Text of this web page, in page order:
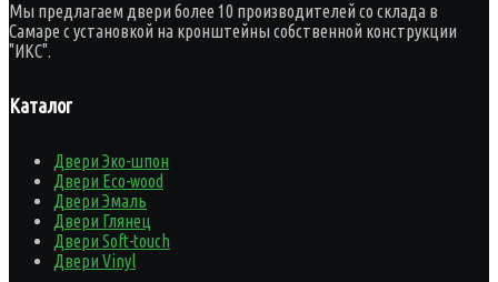
Мы предлагаем двери более 10 производителей со склада в
Самаре с установкой на кронштейны собственной конструкции
"ИКС".
Каталог
Двери Эко-шпон
Двери Eco-wood
Двери Эмаль
Двери Глянец
Двери Soft-touch
Двери Vinyl